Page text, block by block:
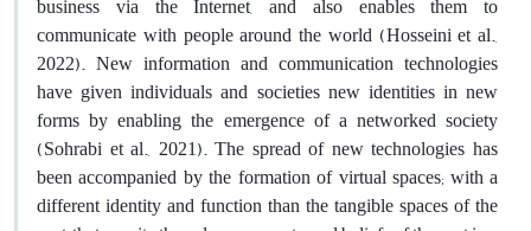
communicate with people around the world (Hosseini et al.,
2022). New information and communication technologies
have given individuals and societies new identities in new
forms by enabling the emergence of a networked society
(Sohrabi et al., 2021). The spread of new technologies has
been accompanied by the formation of virtual spaces; with a
different identity and function than the tangible spaces of the